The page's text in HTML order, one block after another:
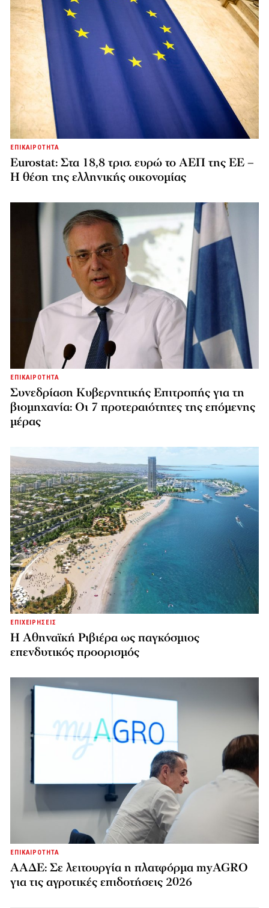
ΕΠΙΚΑΙΡΟΤΗΤΑ
Eurostat: Στα 18,8 τρισ. ευρώ το ΑΕΠ της ΕΕ –
Η θέση της ελληνικής οικονομίας
ΕΠΙΚΑΙΡΟΤΗΤΑ
Συνεδρίαση Κυβερνητικής Επιτροπής για τη
βιομηχανία: Οι 7 προτεραιότητες της επόμενης
μέρας
ΕΠΙΧΕΙΡΗΣΕΙΣ
Η Αθηναϊκή Ριβιέρα ως παγκόσμιος
επενδυτικός προορισμός
ΕΠΙΚΑΙΡΟΤΗΤΑ
ΑΑΔΕ: Σε λειτουργία η πλατφόρμα myAGRO
για τις αγροτικές επιδοτήσεις 2026